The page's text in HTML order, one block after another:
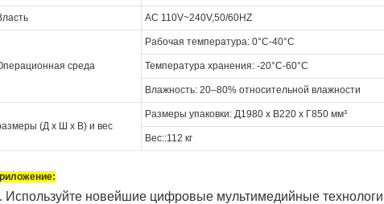
AC 110V~240V,50/60HZ
среда
Рабочая температура: 0°C-40°C
Температура хранения: -20°C-60°C
Влажность: 20–80% относительной влажности
(Д x Ш x В) и вес
Размеры упаковки: Д1980 x В220 x Г850 мм³
Вес::112 кг
Используйте новейшие цифровые мультимедийные